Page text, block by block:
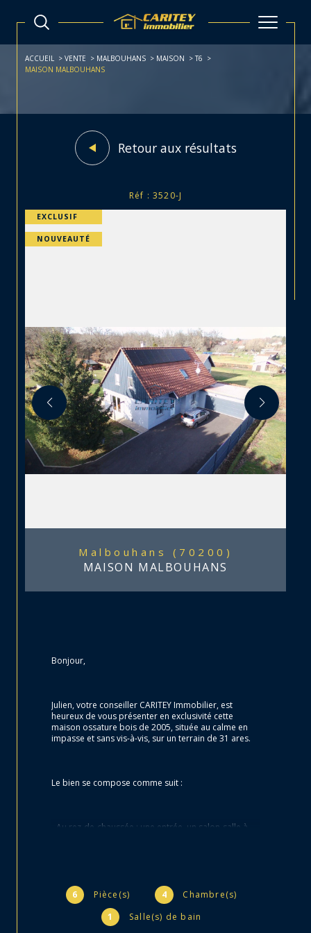
ACCUEIL VENTE MALBOUHANS MAISON
T6
MAISON MALBOUHANS
Retour aux résultats
Réf : 3520-J
EXCLUSIF
NOUVEAUTÉ
Malbouhans (70200)
MAISON MALBOUHANS
6 Pièce(s) 4
Chambre(s)
1
Salle(s) de bain
Bonjour,
Julien, votre conseiller CARITEY Immobilier, est
heureux de vous présenter en exclusivité cette
maison ossature bois de 2005, située au calme en
impasse et sans vis-à-vis, sur un terrain de 31 ares.
Le bien se compose comme suit :
- Au rez-de-chaussée : une entrée, un salon-salle à
Atouts et caractéristiques techniques :